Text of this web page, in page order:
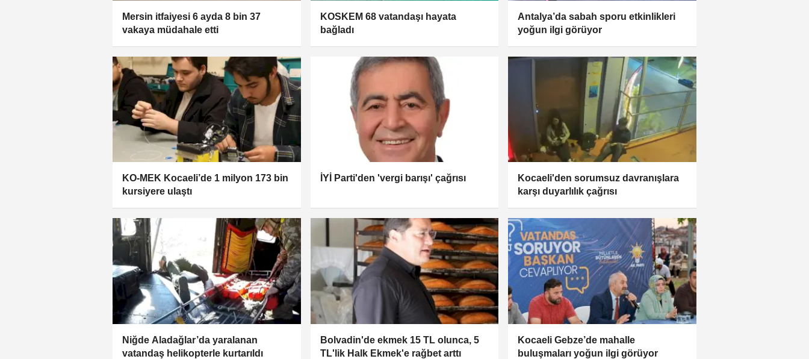
Mersin itfaiyesi 6 ayda 8 bin 37
vakaya müdahale etti
KOSKEM 68 vatandaşı hayata
bağladı
Antalya’da sabah sporu etkinlikleri
yoğun ilgi görüyor
KO-MEK Kocaeli’de 1 milyon 173 bin
kursiyere ulaştı
İYİ Parti'den 'vergi barışı' çağrısı
Kocaeli'den sorumsuz davranışlara
karşı duyarlılık çağrısı
Niğde Aladağlar’da yaralanan
vatandaş helikopterle kurtarıldı
Bolvadin'de ekmek 15 TL olunca, 5
TL'lik Halk Ekmek'e rağbet arttı
Kocaeli Gebze’de mahalle
buluşmaları yoğun ilgi görüyor